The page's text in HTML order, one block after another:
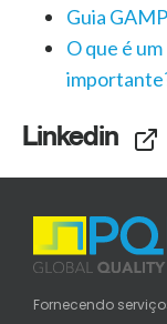
Guia
O que é
Linkedin
Fornecendo